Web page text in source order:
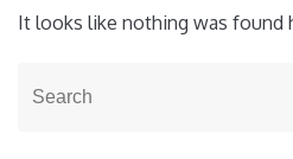
It looks like nothing was found